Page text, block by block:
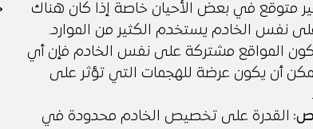
متوقع في بعض الأحيان خاصة إذا كان هناك
نفس الخادم يستخدم الكثير من الموارد.
كون المواقع مشتركة على نفس الخادم فإن أي
أن يكون عرضة للهجمات التي تؤثر على
القدرة على تخصيص الخادم محدودة في